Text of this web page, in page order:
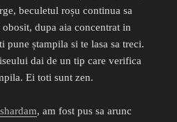
beculetul roșu continua sa
dupa aia concentrat in
pune ștampila si te lasa sa treci.
dai de un tip care verifica
Ei toti sunt zen.
, am fost pus sa arunc